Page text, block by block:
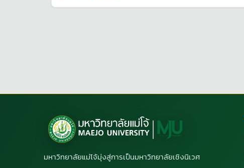
มหาวิทยาลัยแม่โจ้มุ่งสู่การเป็นมหาวิทยาลัยเชิงนิเวศ